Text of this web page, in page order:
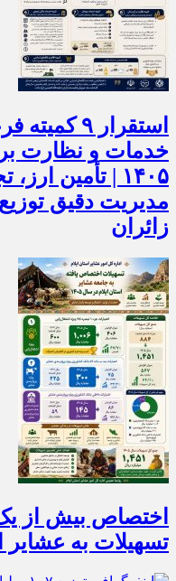
استقرار ۹
خدمات و نظارت بر
۱۴۰۵ | تأمین
مدیریت دقیق
زائران
تسهیلات به عشایر